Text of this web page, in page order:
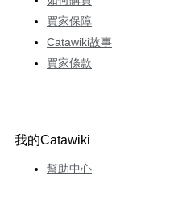
買家保障
Catawiki故事
買家條款
我的Catawiki
幫助中心